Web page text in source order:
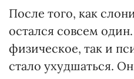
После того, как
остался совсем
физическое, так и
стало ухудшаться.